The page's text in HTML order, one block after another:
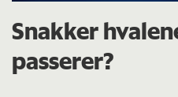
Snakker
passerer?